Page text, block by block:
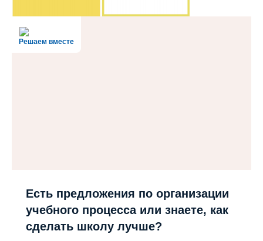
Решаем вместе
Есть предложения по организации
учебного процесса или знаете, как
сделать школу лучше?